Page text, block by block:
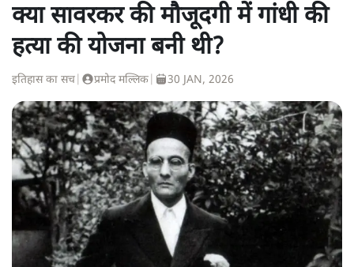
क्या सावरकर की मौजूदगी में गांधी की
हत्या की योजना बनी थी?
इतिहास का सच प्रमोद मल्लिक 30 JAN, 2026